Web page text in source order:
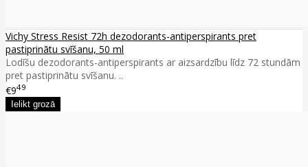
Vichy Stress Resist 72h dezodorants-antiperspirants pret
pastiprinātu svīšanu, 50 ml
Lodīšu dezodorants-antiperspirants ar aizsardzību līdz 72 stundām
pret pastiprinātu svīšanu. ..
€949